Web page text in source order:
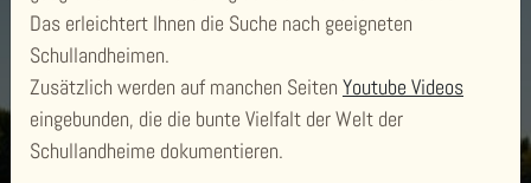
SCHULLANDHEIM
JOHANNGEORGENSTADT
Das erleichtert Ihnen die Suche nach geeigneten
Schullandheimen.
Zusätzlich werden auf manchen Seiten Youtube Videos
eingebunden, die die bunte Vielfalt der Welt der
Schullandheime dokumentieren.